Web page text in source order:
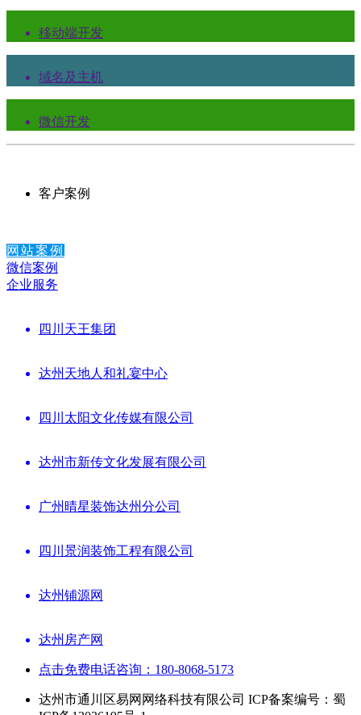
移动端开发
域名及主机
微信开发
客户案例
网站案例
微信案例
企业服务
四川天王集团
达州天地人和礼宴中心
四川太阳文化传媒有限公司
达州市新传文化发展有限公司
广州晴星装饰达州分公司
四川景润装饰工程有限公司
达州铺源网
达州房产网
点击免费电话咨询：180-8068-5173
达州市通川区易网网络科技有限公司 ICP备案编号：蜀